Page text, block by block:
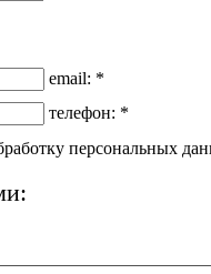
email: *
телефон: *
персональных